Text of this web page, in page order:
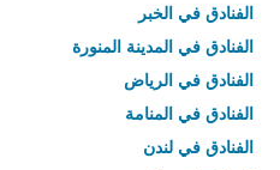
الفنادق في الخبر
الفنادق في المدينة المنورة
الفنادق في الرياض
الفنادق في المنامة
الفنادق في لندن